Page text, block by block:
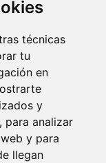
técnicas
tu
en
y
para analizar
y para
llegan
más